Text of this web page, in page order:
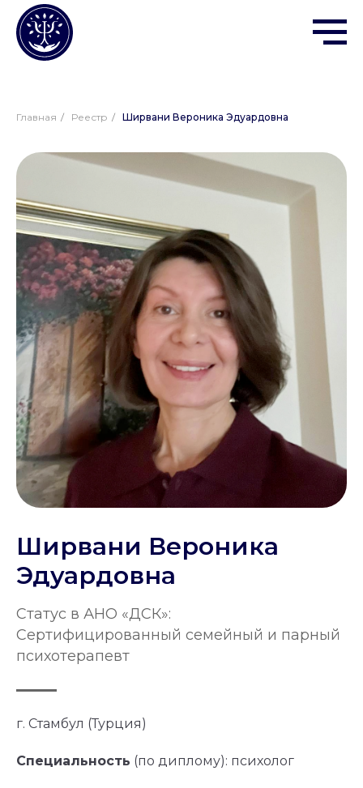
Главная / Реестр / Ширвани Вероника Эдуардовна
Ширвани Вероника
Эдуардовна
Статус в АНО «ДСК»:
Сертифицированный семейный и парный
психотерапевт
г. Стамбул (Турция)
Специальность (по диплому): психолог